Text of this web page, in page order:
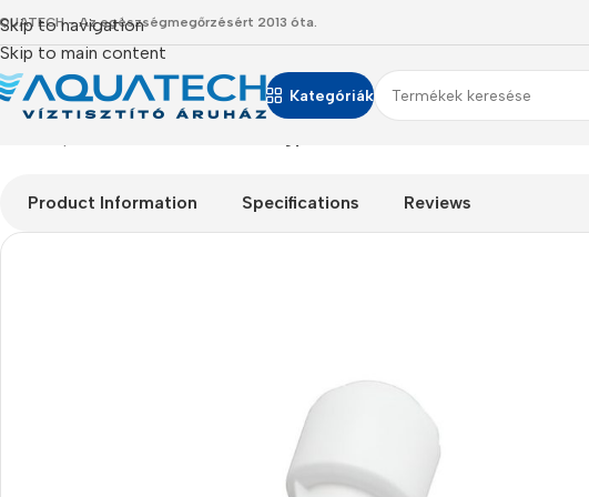
Skip to navigation
Skip to main content
- Az egészségmegőrzésért 2013 óta.
Kategóriák
Product Information Specifications Reviews